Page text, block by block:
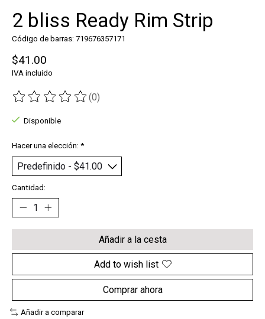
2 bliss Ready Rim Strip
Código de barras: 719676357171
$41.00
IVA incluido
The rating of this product is
(0)
Disponible
Hacer una elección: *
Cantidad:
Añadir a la cesta
Add to wish list
Comprar ahora
Añadir a comparar